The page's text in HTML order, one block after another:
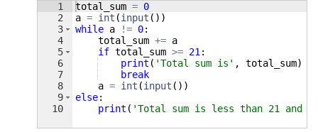
1
2
3
4
5
6
7
8
9
10
total_sum = 0
a = int (input ( ))
while a != 0:
total_sum += a
if total_sum >= 21:
print ( 'Total sum is' , total_sum)
break
a = int (input ( ))
else:
print ( 'Total sum is less than 21 and